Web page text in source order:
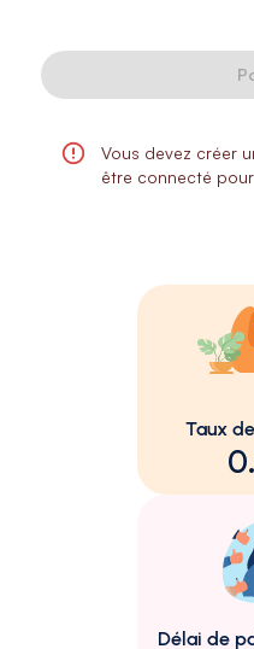
Vous devez créer
être connecté
Taux
Délai de